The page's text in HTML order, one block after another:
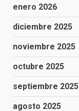
enero 2026
diciembre 2025
noviembre 2025
octubre 2025
septiembre 2025
agosto 2025